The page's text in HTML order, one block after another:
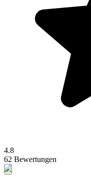
4.8
62 Bewertungen